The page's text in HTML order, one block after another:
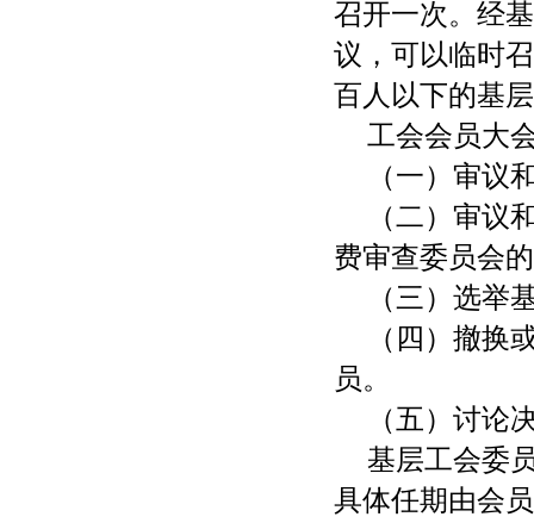
召开一次。经
议，可以临时
百人以下的基
工会会员大
（一）审议
（二）审议
费审查委员会
（三）选举
（四）撤换
员。
（五）讨论
基层工会委
具体任期由会